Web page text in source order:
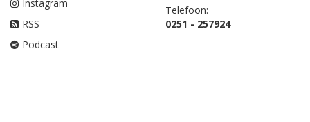
Instagram
RSS
Podcast
Telefoon:
0251 - 257924